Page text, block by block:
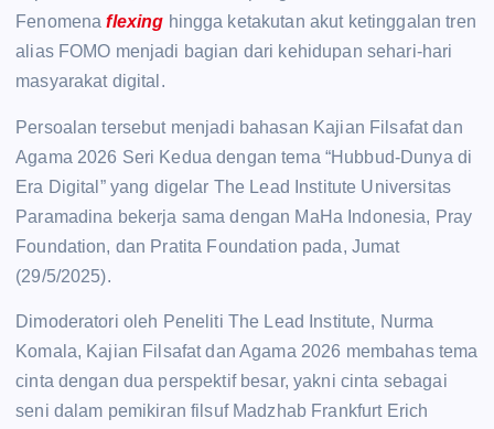
Fenomenaflexing hingga ketakutan akut ketinggalan tren
alias FOMO menjadi bagian dari kehidupan sehari-hari
masyarakat digital.
Persoalan tersebut menjadi bahasan Kajian Filsafat dan
Agama 2026 Seri Kedua dengan tema “Hubbud-Dunya di
Era Digital” yang digelar The Lead Institute Universitas
Paramadina bekerja sama dengan MaHa Indonesia, Pray
Foundation, dan Pratita Foundation pada, Jumat
(29/5/2025).
Dimoderatori oleh Peneliti The Lead Institute, Nurma
Komala, Kajian Filsafat dan Agama 2026 membahas tema
cinta dengan dua perspektif besar, yakni cinta sebagai
seni dalam pemikiran filsuf Madzhab Frankfurt Erich